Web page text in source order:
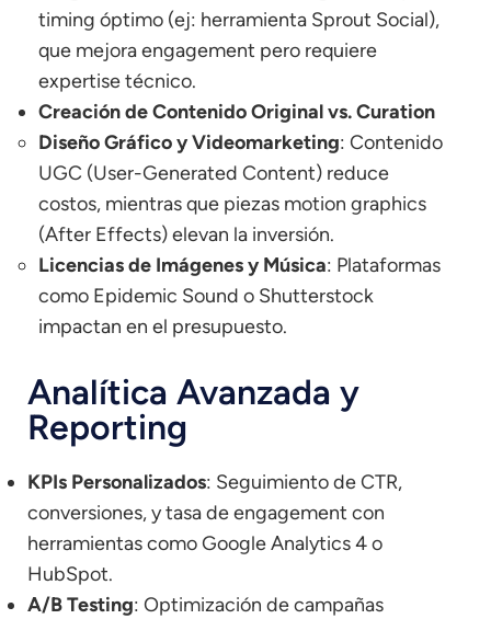
timing óptimo (ej: herramienta Sprout Social),
que mejora engagement pero requiere
expertise técnico.
Creación de Contenido Original vs. Curation
Diseño Gráfico y Videomarketing: Contenido
UGC (User-Generated Content) reduce
costos, mientras que piezas motion graphics
(After Effects) elevan la inversión.
Licencias de Imágenes y Música: Plataformas
como Epidemic Sound o Shutterstock
impactan en el presupuesto.
Analítica Avanzada y
Reporting
KPIs Personalizados: Seguimiento de CTR,
conversiones, y tasa de engagement con
herramientas como Google Analytics 4 o
HubSpot.
A/B Testing: Optimización de campañas